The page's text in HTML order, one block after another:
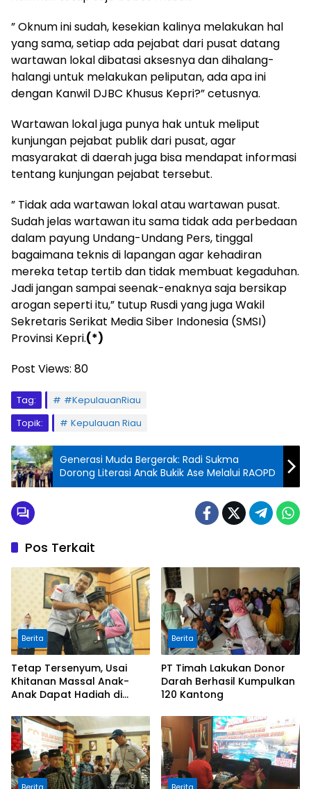
” Oknum ini sudah, kesekian kalinya melakukan hal
yang sama, setiap ada pejabat dari pusat datang
wartawan lokal dibatasi aksesnya dan dihalang-
halangi untuk melakukan peliputan, ada apa ini
dengan Kanwil DJBC Khusus Kepri?” cetusnya.
Wartawan lokal juga punya hak untuk meliput
kunjungan pejabat publik dari pusat, agar
masyarakat di daerah juga bisa mendapat informasi
tentang kunjungan pejabat tersebut.
” Tidak ada wartawan lokal atau wartawan pusat.
Sudah jelas wartawan itu sama tidak ada perbedaan
dalam payung Undang-Undang Pers, tinggal
bagaimana teknis di lapangan agar kehadiran
mereka tetap tertib dan tidak membuat kegaduhan.
Jadi jangan sampai seenak-enaknya saja bersikap
arogan seperti itu,” tutup Rusdi yang juga Wakil
Sekretaris Serikat Media Siber Indonesia (SMSI)
Provinsi Kepri.(*)
Post Views: 80
Tag:
#KepulauanRiau
Topik:
Kepulauan Riau
Generasi Muda Bergerak: Radi Sukma
Dorong Literasi Anak Bukik Ase Melalui RAOPD
Pos Terkait
Berita
Tetap Tersenyum, Usai
Khitanan Massal Anak-
Anak Dapat Hadiah di
TIMAH di Kundur
Berita
PT Timah Lakukan Donor
Darah Berhasil Kumpulkan
120 Kantong
Berita Berita